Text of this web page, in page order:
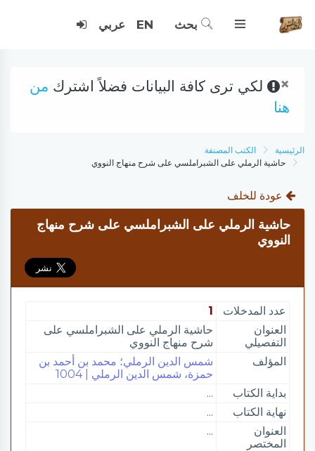
بحث EN عربي
× لكي ترى كافة البيانات فضلاً اشترك من
هنا
الرئيسية
الكتب المصنفة
حاشية الرملي على الشبراملسي على شرح منهاج النووي
عودة للخلف
حاشية الرملي على الشبراملسي على شرح منهاج
النووي
عدد المدخلات
1
العنوان
التفصيلي
حاشية الرملي على الشبراملسي على
شرح منهاج النووي
المؤلف
شمس الدين الرملي؛ محمد بن أحمد بن
حمزة، شمس الدين الرملي | 1004
بداية الكتاب
...
نهاية الكتاب
...
العنوان
المختصر
...